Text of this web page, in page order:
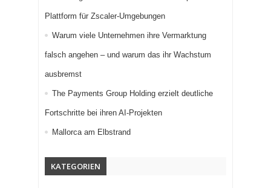
Plattform für Zscaler-Umgebungen
Warum viele Unternehmen ihre Vermarktung
falsch angehen – und warum das ihr Wachstum
ausbremst
The Payments Group Holding erzielt deutliche
Fortschritte bei ihren AI-Projekten
Mallorca am Elbstrand
KATEGORIEN